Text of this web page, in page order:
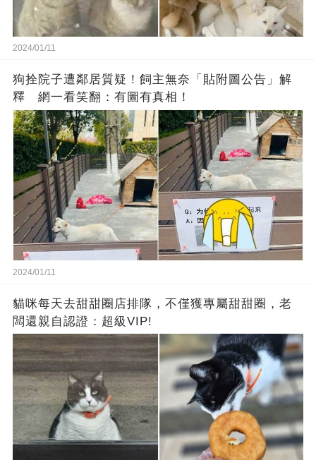
2024/01/11
狗拴院子遭鄰居質疑！飼主無奈「貼附圖公告」解
釋 網一看笑翻：有圖有真相！
2024/01/11
貓咪每天去甜甜圈店排隊，不僅獲專屬甜甜圈，老
闆還親自認證：超級VIP!